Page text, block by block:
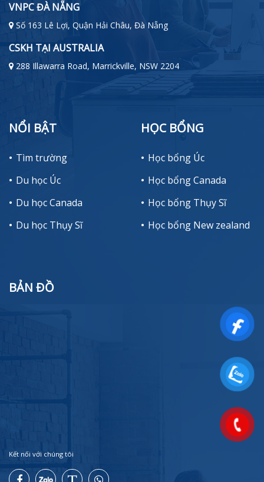
VNPC ĐÀ NẴNG
Số 163 Lê Lợi, Quận Hải Châu, Đà Nẵng
CSKH TẠI AUSTRALIA
288 Illawarra Road, Marrickville, NSW 2204
NỔI BẬT
Tìm trường
Du học Úc
Du học Canada
Du học Thụy Sĩ
HỌC BỔNG
Học bổng Úc
Học bổng Canada
Học bổng Thụy Sĩ
Học bổng New zealand
BẢN ĐỒ
Kết nối với chúng tôi